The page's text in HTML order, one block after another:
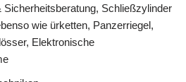
Schließzylinder
wie ürketten, Panzerriegel,
Elektronische